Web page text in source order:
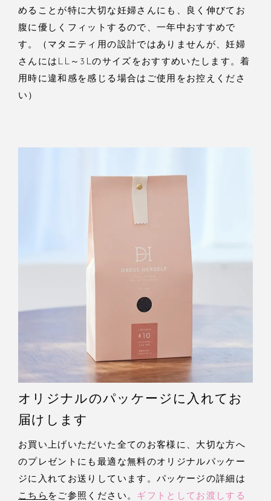
めることが特に大切な妊婦さんにも、良く伸びてお
腹に優しくフィットするので、一年中おすすめで
す。（マタニティ用の設計ではありませんが、妊婦
さんにはLL～3Lのサイズをおすすめいたします。着
用時に違和感を感じる場合はご使用をお控えくださ
い）
オリジナルのパッケージに入れてお
届けします
お買い上げいただいた全てのお客様に、大切な方へ
のプレゼントにも最適な無料のオリジナルパッケー
ジに入れてお送りしています。パッケージの詳細は
こちら をご参照ください。 ギフトとしてお渡しする